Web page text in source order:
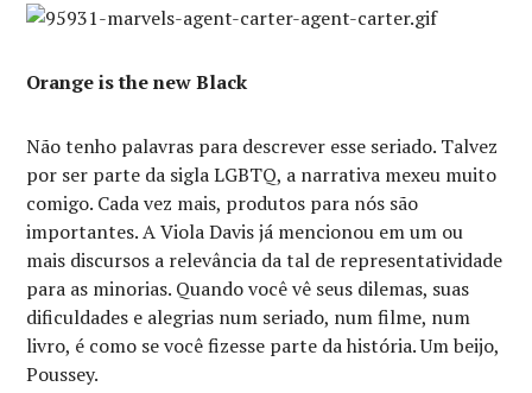
Orange is the new Black
Não tenho palavras para descrever esse seriado. Talvez
por ser parte da sigla LGBTQ, a narrativa mexeu muito
comigo. Cada vez mais, produtos para nós são
importantes. A Viola Davis já mencionou em um ou
mais discursos a relevância da tal de representatividade
para as minorias. Quando você vê seus dilemas, suas
dificuldades e alegrias num seriado, num filme, num
livro, é como se você fizesse parte da história. Um beijo,
Poussey.